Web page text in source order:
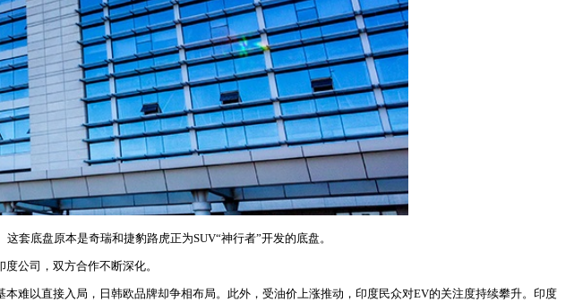
套底盘原本是奇瑞和捷豹路虎正为SUV“神行者”开发的底盘。
公司，双方合作不断深化。
难以直接入局，日韩欧品牌却争相布局。此外，受油价上涨推动，印度民众对EV的关注度持续攀升。印度